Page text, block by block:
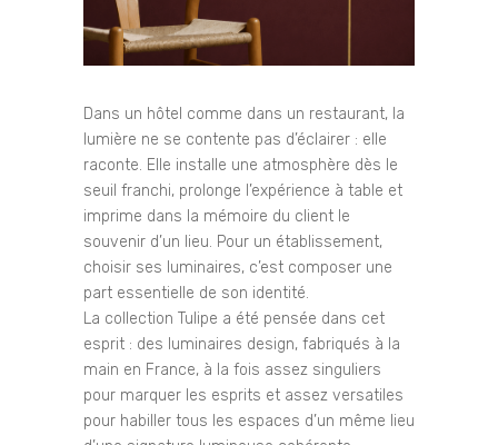
Dans un hôtel comme dans un restaurant, la
lumière ne se contente pas d’éclairer : elle
raconte. Elle installe une atmosphère dès le
seuil franchi, prolonge l’expérience à table et
imprime dans la mémoire du client le
souvenir d’un lieu. Pour un établissement,
choisir ses luminaires, c’est composer une
part essentielle de son identité.
La collection Tulipe a été pensée dans cet
esprit : des luminaires design, fabriqués à la
main en France, à la fois assez singuliers
pour marquer les esprits et assez versatiles
pour habiller tous les espaces d’un même lieu